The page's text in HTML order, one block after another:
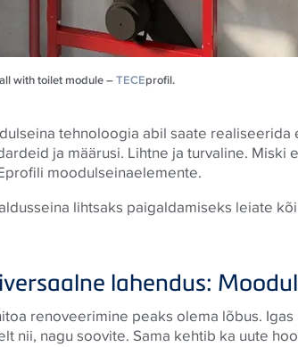
with toilet module –TECEprofil.
tehnoloogia abil saate
ja määrusi. Lihtne ja turvaline.
moodulseinaelemente.
lihtsaks paigaldamiseks leiate
lahendus:
renoveerimine peaks olema lõbus.
nii, nagu soovite. Sama kehtib ka uute